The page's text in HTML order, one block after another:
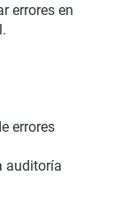
errores en
errores
auditoría